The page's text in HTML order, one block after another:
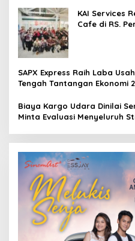
KAI Services
Cafe di RS.
SAPX Express Raih Laba
Tengah Tantangan Ekonomi
Biaya Kargo Udara Dinilai
Minta Evaluasi Menyeluruh